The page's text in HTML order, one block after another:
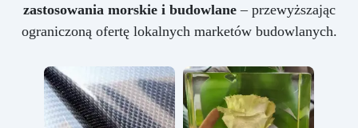
zastosowania morskie i budowlane– przewyższając
ograniczoną ofertę lokalnych marketów budowlanych.